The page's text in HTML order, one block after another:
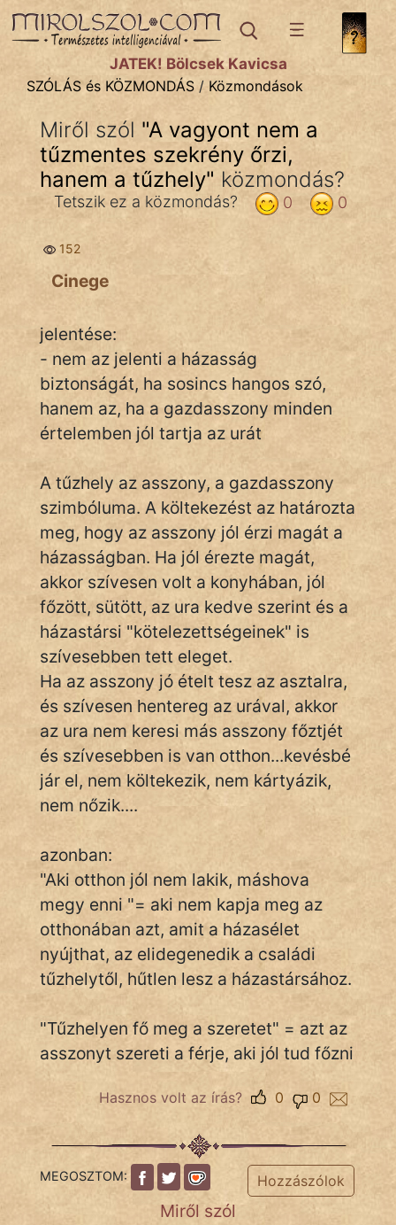
SZÓLÁS ÉS KÖZMONDÁStémák:
Bibliai
Közmondások
Rímelő
Szólások
Tréfás
SZÓLÁS
KÖZMONDÁS
PSZICHO
ZENE
FILM
ÉLETMÓD
MAGYARSÁG
És
TÖRTÉNELEM
cinege
fantom
Hunor
Láron Ádám
JÁTÉK! Bölcsek Kavicsa
SZÓLÁS és KÖZMONDÁS / Közmondások
Miről szól "A vagyont nem a
tűzmentes szekrény őrzi,
hanem a tűzhely" közmondás?
0
0
Tetszik ez a közmondás?
152
Cinege
jelentése:
- nem az jelenti a házasság
biztonságát, ha sosincs hangos szó,
hanem az, ha a gazdasszony minden
értelemben jól tartja az urát
A tűzhely az asszony, a gazdasszony
szimbóluma. A költekezést az határozta
meg, hogy az asszony jól érzi magát a
házasságban. Ha jól érezte magát,
akkor szívesen volt a konyhában, jól
főzött, sütött, az ura kedve szerint és a
házastársi "kötelezettségeinek" is
szívesebben tett eleget.
Ha az asszony jó ételt tesz az asztalra,
és szívesen hentereg az urával, akkor
az ura nem keresi más asszony főztjét
és szívesebben is van otthon...kevésbé
jár el, nem költekezik, nem kártyázik,
nem nőzik....
azonban:
"Aki otthon jól nem lakik, máshova
megy enni "= aki nem kapja meg az
otthonában azt, amit a házasélet
nyújthat, az elidegenedik a családi
tűzhelytől, hűtlen lesz a házastársához.
"Tűzhelyen fő meg a szeretet" = azt az
asszonyt szereti a férje, aki jól tud főzni
Hasznos volt az írás? 0
0
MEGOSZTOM: Hozzászólok
Miről szól